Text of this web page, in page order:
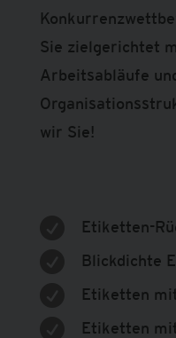
Sie zielgerichtet
Arbeitsabläufe
wir Sie!
Etiketten-
Blickdichte
Etiketten
Etiketten